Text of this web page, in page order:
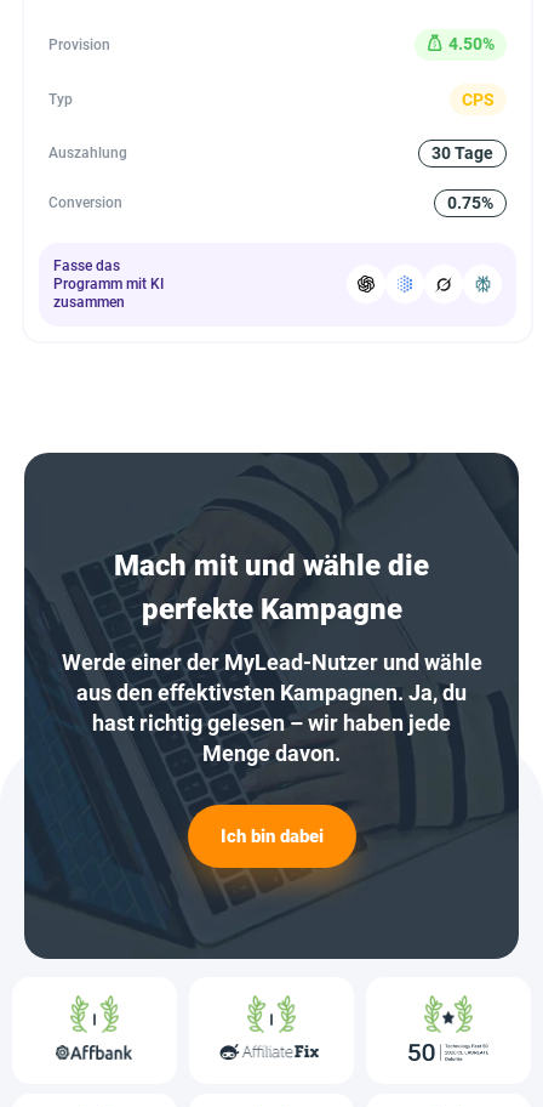
Provision 4.50%
Typ CPS
Auszahlung 30 Tage
Conversion 0.75%
Fasse das
Programm mit KI
zusammen
Mach mit und wähle die
perfekte Kampagne
Werde einer der MyLead-Nutzer und wähle
aus den effektivsten Kampagnen. Ja, du
hast richtig gelesen – wir haben jede
Menge davon.
Ich bin dabei